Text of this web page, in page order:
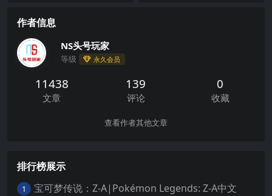
作者信息
NS头号玩家
等级 永久会员
11438
文章
139
评论
0
收藏
查看作者其他文章
排行榜展示
1 宝可梦传说：Z-A|Pokémon Legends: Z-A中文